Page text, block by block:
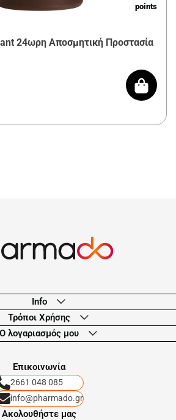
points
24ωρη Αποσμητική Προστασία
Info
Τρόποι Χρήσης
Ο λογαριασμός μου
Eπικοινωνία
2661 048 085
info@pharmado.gr
Ακολουθήστε μας